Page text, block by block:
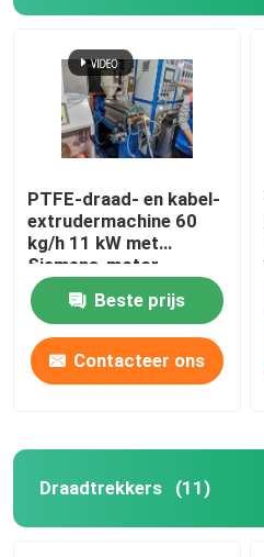
CCV-lijnen
Kabelkop
PTFE-draad- en kabel-
extrudermachine 60
kg/h 11 kW met
Siemens-motor
Beste prijs
Contacteer ons
Draadtrekkers (11)